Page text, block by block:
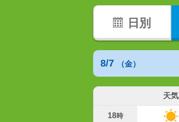
日別
8/7 （金）
天気
18時